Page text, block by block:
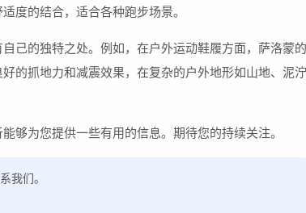
度的结合，适合各种跑步场景。
己的独特之处。例如，在户外运动鞋履方面，萨洛蒙的
的抓地力和减震效果，在复杂的户外地形如山地、泥泞
够为您提供一些有用的信息。期待您的持续关注。
我们。